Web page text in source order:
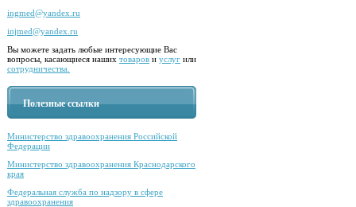
ingmed@yandex.ru
injmed@yandex.ru
Вы можете задать любые интересующие Вас
вопросы, касающиеся наших товаров и услуг или
сотрудничества.
Полезные ссылки
Министерство здравоохранения Российской
Федерации
Министерство здравоохранения Краснодарского
края
Федеральная служба по надзору в сфере
здравоохранения